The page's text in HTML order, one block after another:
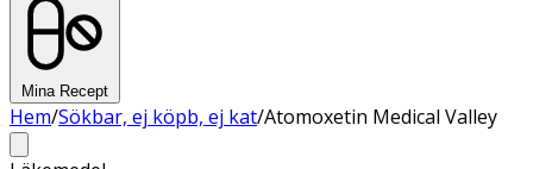
Mina Recept
Hem/Sökbar, ej köpb, ej kat/Atomoxetin Medical Valley